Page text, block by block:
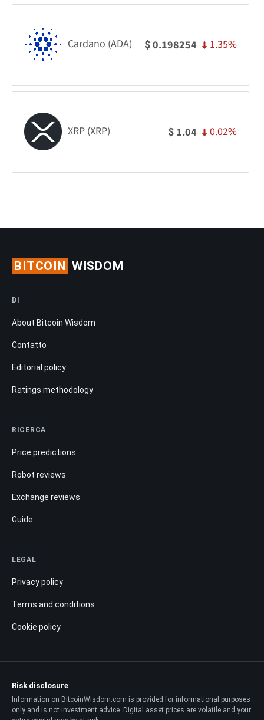
Cardano (ADA) $0.198254 1.35%
XRP (XRP) $ 1.04 0.02%
BITCOIN WISDOM
DI
About Bitcoin Wisdom
Contatto
Editorial policy
Ratings methodology
RICERCA
Price predictions
Robot reviews
Exchange reviews
Guide
LEGAL
Privacy policy
Terms and conditions
Cookie policy
Risk disclosure
Information on BitcoinWisdom.com is provided for informational purposes
only and is not investment advice. Digital asset prices are volatile and your